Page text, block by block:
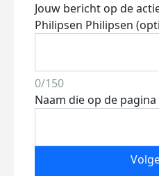
Jouw bericht op de
Philipsen Philipsen
0/150
Naam die op de